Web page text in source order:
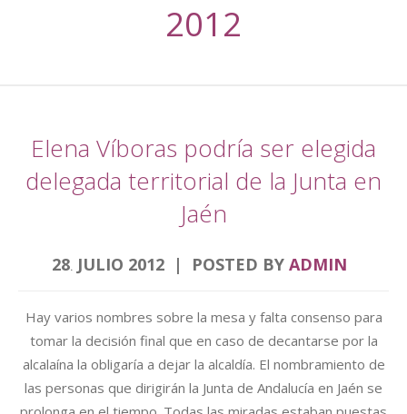
2012
Elena Víboras podría ser elegida
delegada territorial de la Junta en
Jaén
28. JULIO 2012 POSTED BY ADMIN
Hay varios nombres sobre la mesa y falta consenso para
tomar la decisión final que en caso de decantarse por la
alcalaína la obligaría a dejar la alcaldía. El nombramiento de
las personas que dirigirán la Junta de Andalucía en Jaén se